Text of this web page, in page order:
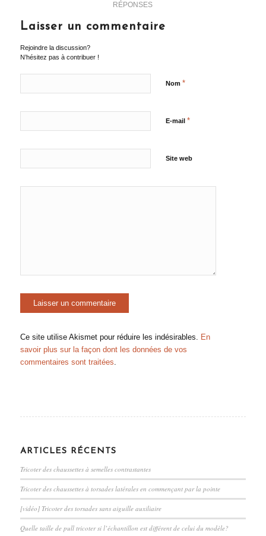
RÉPONSES
Laisser un commentaire
Rejoindre la discussion?
N’hésitez pas à contribuer !
Nom *
E-mail *
Site web
Ce site utilise Akismet pour réduire les indésirables. En
savoir plus sur la façon dont les données de vos
commentaires sont traitées.
ARTICLES RÉCENTS
Tricoter des chaussettes à semelles contrastantes
Tricoter des chaussettes à torsades latérales en commençant par la pointe
[vidéo] Tricoter des torsades sans aiguille auxiliaire
Quelle taille de pull tricoter si l’échantillon est différent de celui du modèle?